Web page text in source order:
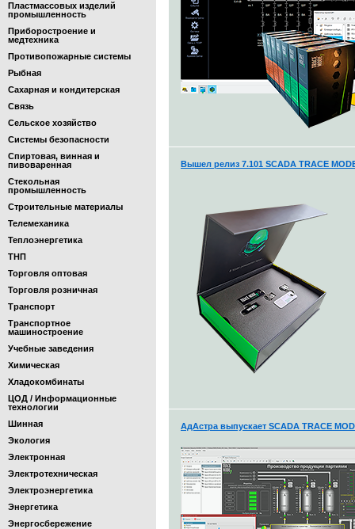
Пластмассовых изделий
промышленность
Приборостроение и
медтехника
Противопожарные системы
Рыбная
Сахарная и кондитерская
Связь
Сельское хозяйство
Системы безопасности
Спиртовая, винная и
пивоваренная
Стекольная
промышленность
Строительные материалы
Телемеханика
Теплоэнергетика
ТНП
Торговля оптовая
Торговля розничная
Транспорт
Транспортное
машиностроение
Учебные заведения
Химическая
Хладокомбинаты
ЦОД / Информационные
технологии
Шинная
Экология
Электронная
Электротехническая
Электроэнергетика
Энергетика
Энергосбережение
Вышел релиз 7.101 SCADA TRACE
АдАстра выпускает SCADA TRACE